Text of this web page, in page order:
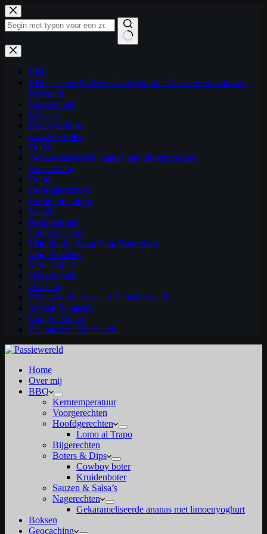
Ga
naar
de
Geen
resultaten
BBQ
BBQ – Low & Slow, Grote Stukken Vlees en Smaakvolle
Recepten
Bijgerechten
Boksen
Boters & Dips
Cowboy boter
Duiken
Gekarameliseerde ananas met limoenyoghurt
Geocaching
Home
Hoofdgerechten
Kerntemperatuur
Koken
Kruidenboter
Lomo al Trapo
Mijn tijd bij Aqua Viva Rotterdam
Mijn vondsten
Modelspoor
Nagerechten
Over mij
Privacyverklaring van Bertschoots.nl
Sauzen & Salsa’s
Voorgerechten
Zes passies. Eén wereld.
Home
Over mij
BBQ
Kerntemperatuur
Voorgerechten
Hoofdgerechten
Lomo al Trapo
Bijgerechten
Boters & Dips
Cowboy boter
Kruidenboter
Sauzen & Salsa’s
Nagerechten
Gekarameliseerde ananas met limoenyoghurt
Boksen
Geocaching